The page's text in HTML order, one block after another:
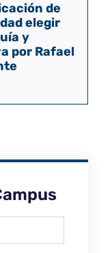
de
elegir
y
por Rafael